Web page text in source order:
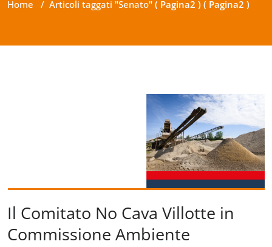
Home / Articoli taggati "Senato" ( Pagina2 ) ( Pagina2 )
Il Comitato No Cava Villotte in
Commissione Ambiente